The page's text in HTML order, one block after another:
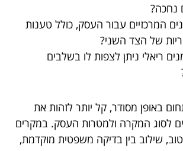
נחכה?
המרכזיים עבור העסק, כולל טענות
של הצד השני?
ריאלי ניתן לצפות לו בשלבים
באופן מסודר, קל יותר לזהות את
לסוג המקרה ולמטרות העסק. במקרים
שילוב בין בדיקה משפטית מוקדמת,